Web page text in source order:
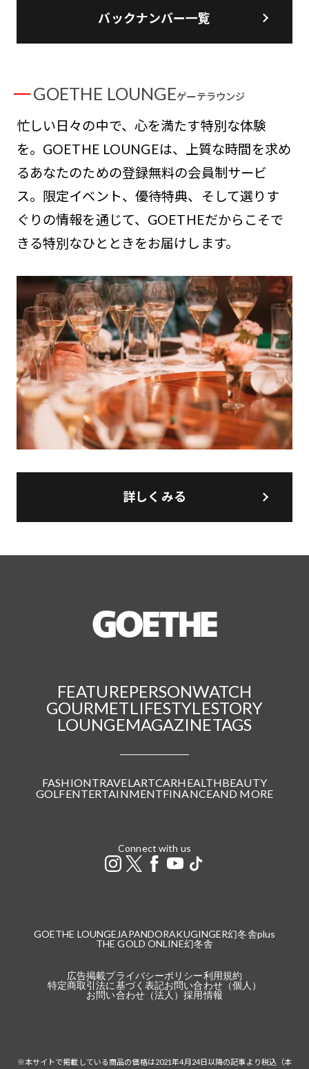
バックナンバー一覧
GOETHE LOUNGEゲーテラウンジ
忙しい日々の中で、心を満たす特別な体験
を。GOETHE LOUNGEは、上質な時間を求め
るあなたのための登録無料の会員制サービ
ス。限定イベント、優待特典、そして選りす
ぐりの情報を通じて、GOETHEだからこそで
きる特別なひとときをお届けします。
詳しくみる
FEATUREPERSONWATCH
GOURMETLIFESTYLESTORY
LOUNGEMAGAZINETAGS
FASHIONTRAVELARTCARHEALTHBEAUTY
GOLFENTERTAINMENTFINANCEAND MORE
Connect with us
GOETHE LOUNGE JAPANDORAKUGINGER幻冬舎plus
THE GOLD ONLINE幻冬舎
広告掲載プライバシーポリシー利用規約
特定商取引法に基づく表記お問い合わせ（個人）
お問い合わせ（法人）採用情報
※本サイトで掲載している商品の価格は2021年4月24日以降の記事より税込（本